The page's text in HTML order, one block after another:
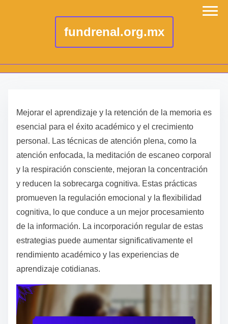
fundrenal.org.mx
Mejorar el aprendizaje y la retención de la memoria es
esencial para el éxito académico y el crecimiento
personal. Las técnicas de atención plena, como la
atención enfocada, la meditación de escaneo corporal
y la respiración consciente, mejoran la concentración
y reducen la sobrecarga cognitiva. Estas prácticas
promueven la regulación emocional y la flexibilidad
cognitiva, lo que conduce a un mejor procesamiento
de la información. La incorporación regular de estas
estrategias puede aumentar significativamente el
rendimiento académico y las experiencias de
aprendizaje cotidianas.